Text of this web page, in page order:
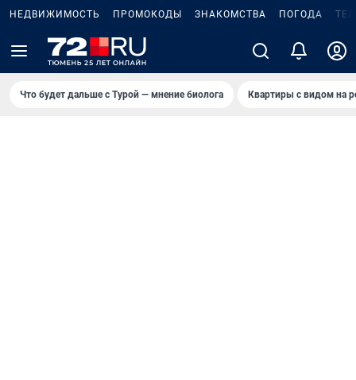
НЕДВИЖИМОСТЬ ПРОМОКОДЫ ЗНАКОМСТВА ПОГОДА
Что будет дальше с Турой — мнение биолога Квартиры с видом на